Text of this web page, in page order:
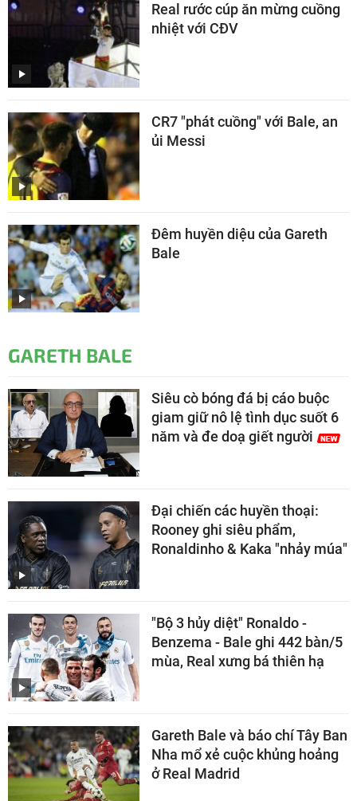
Real rước cúp ăn mừng cuồng
nhiệt với CĐV
CR7 "phát cuồng" với Bale, an
ủi Messi
Đêm huyền diệu của Gareth
Bale
GARETH BALE
Siêu cò bóng đá bị cáo buộc
giam giữ nô lệ tình dục suốt 6
năm và đe doạ giết người
Đại chiến các huyền thoại:
Rooney ghi siêu phẩm,
Ronaldinho & Kaka "nhảy múa"
"Bộ 3 hủy diệt" Ronaldo -
Benzema - Bale ghi 442 bàn/5
mùa, Real xưng bá thiên hạ
Gareth Bale và báo chí Tây Ban
Nha mổ xẻ cuộc khủng hoảng
ở Real Madrid